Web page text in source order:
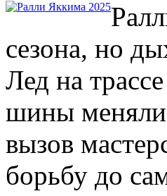
сезона, но
Лед на
шины меняли
вызов
борьбу до